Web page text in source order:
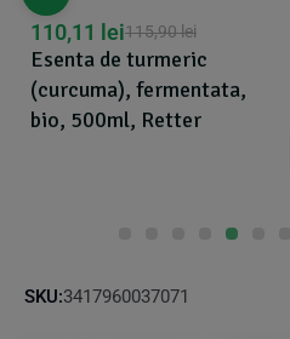
Esenta de turmeric
(curcuma), fermentata,
bio, 500ml, Retter
115,90lei
110,11 lei
SKU:3417960037071